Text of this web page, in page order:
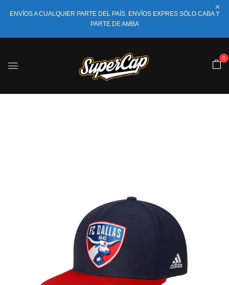
ENVÍOS A CUALQUIER PARTE DEL PAÍS. ENVÍOS EXPRES SÓLO CABA Y
PARTE DE AMBA
0